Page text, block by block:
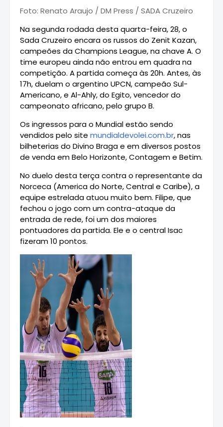
Foto: Renato Araujo / DM Press / SADA Cruzeiro
Na segunda rodada desta quarta-feira, 28, o
Sada Cruzeiro encara os russos do Zenit Kazan,
campeões da Champions League, na chave A. O
time europeu ainda não entrou em quadra na
competição. A partida começa às 20h. Antes, às
17h, duelam o argentino UPCN, campeão Sul-
Americano, e Al-Ahly, do Egito, vencedor do
campeonato africano, pelo grupo B.
Os ingressos para o Mundial estão sendo
vendidos pelo site mundialdevolei.com.br, nas
bilheterias do Divino Braga e em diversos postos
de venda em Belo Horizonte, Contagem e Betim.
No duelo desta terça contra o representante da
Norceca (America do Norte, Central e Caribe), a
equipe estrelada atuou muito bem. Filipe, que
fechou o jogo com um contra-ataque da
entrada de rede, foi um dos maiores
pontuadores da partida. Ele e o central Isac
fizeram 10 pontos.